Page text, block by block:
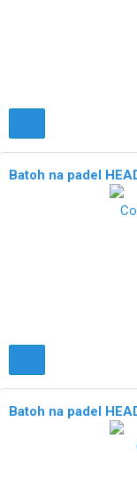
Batoh na padel
Batoh na padel